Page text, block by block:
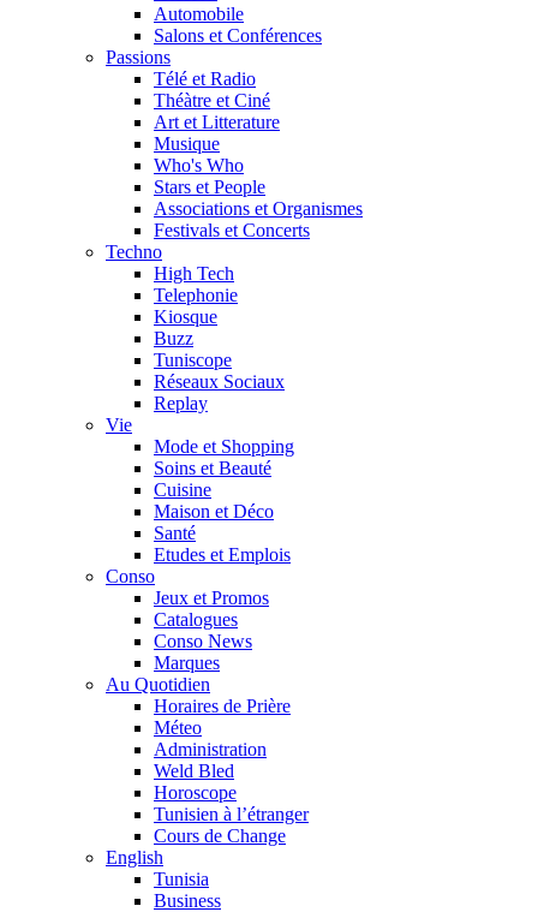
Automobile
Salons et Conférences
Passions
Télé et Radio
Théàtre et Ciné
Art et Litterature
Musique
Who's Who
Stars et People
Associations et Organismes
Festivals et Concerts
Techno
High Tech
Telephonie
Kiosque
Buzz
Tuniscope
Réseaux Sociaux
Replay
Vie
Mode et Shopping
Soins et Beauté
Cuisine
Maison et Déco
Santé
Etudes et Emplois
Conso
Jeux et Promos
Catalogues
Conso News
Marques
Au Quotidien
Horaires de Prière
Méteo
Administration
Weld Bled
Horoscope
Tunisien à l’étranger
Cours de Change
English
Tunisia
Business